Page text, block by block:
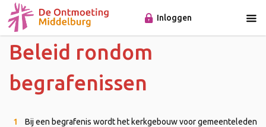
Inloggen
Beleid rondom
begrafenissen
Bij een begrafenis wordt het kerkgebouw voor gemeenteleden